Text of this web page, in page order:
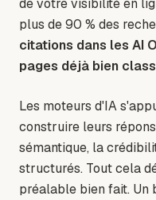
de votre visibilité en
plus de 90 % des
citations dans les AI
pages déjà bien
Les moteurs d'IA
construire leurs
sémantique, la
structurés. Tout cela
préalable bien fait. Un